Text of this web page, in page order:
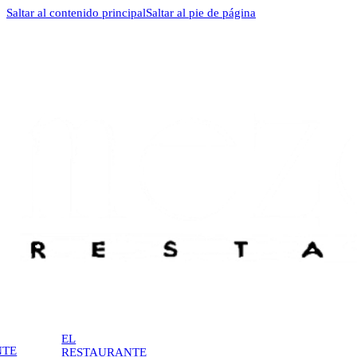
Saltar al contenido principalSaltar al pie de página
EL
RESTAURANTE